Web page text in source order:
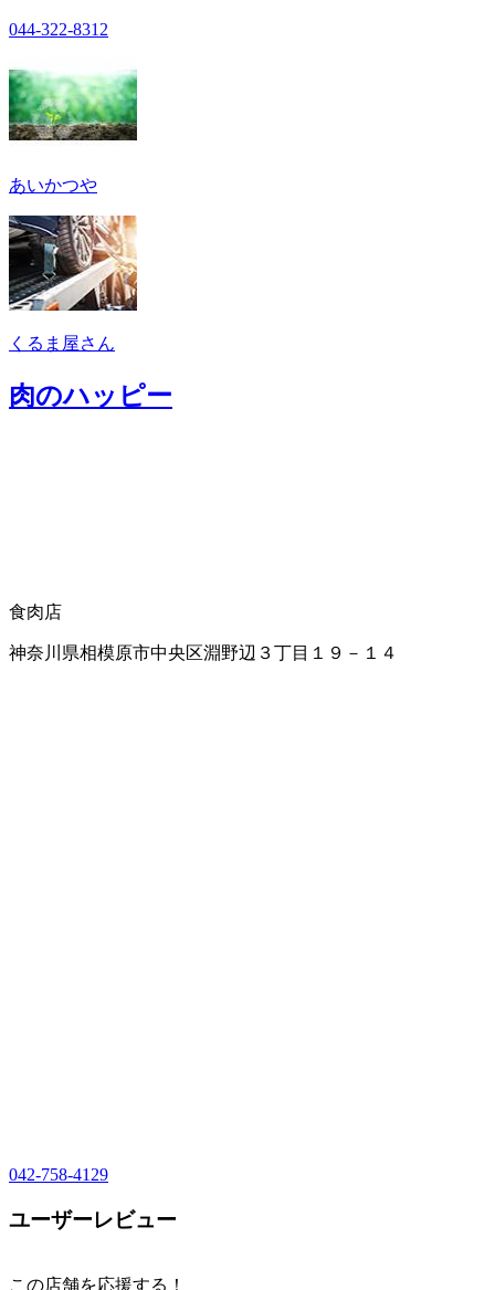
044-322-8312
あいかつや
くるま屋さん
肉のハッピー
食肉店
神奈川県相模原市中央区淵野辺３丁目１９－１４
042-758-4129
ユーザーレビュー
この店舗を応援する！